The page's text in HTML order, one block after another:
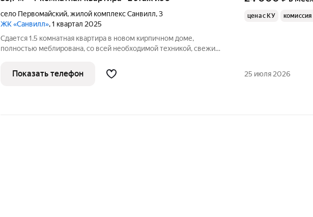
село Первомайский,жилой комплекс Санвилл,3
ЖК «Санвилл», 1 квартал 2025
Сдается 1.5 комнатная квартира в новом кирпичном доме,
полностью меблирована, со всей необходимой техникой, свежий
остановка общ. транспорта, кафе, вообщем все необходимое для
комфортного
цена с КУ комиссия
Показать телефон 25 июля 2026